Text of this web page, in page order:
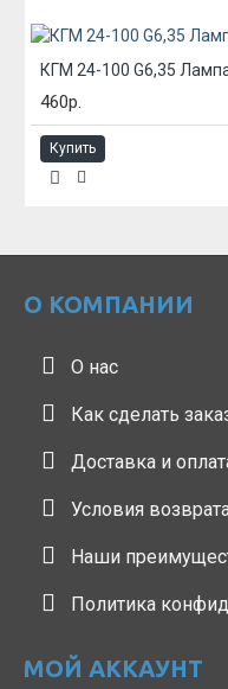
КГМ 24-100 G6,35
460р.
Купить
О КОМПАНИИ
О нас
Как сделать
Доставка и
Условия
Наши
Политика
МОЙ АККАУНТ